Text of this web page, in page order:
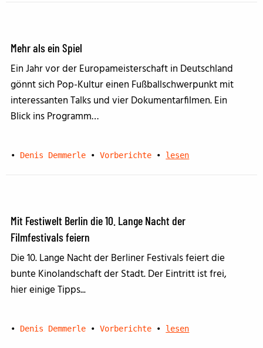
Mehr als ein Spiel
Ein Jahr vor der Europameisterschaft in Deutschland
gönnt sich Pop-Kultur einen Fußballschwerpunkt mit
interessanten Talks und vier Dokumentarfilmen. Ein
Blick ins Programm…
• Denis Demmerle • Vorberichte • lesen
Mit Festiwelt Berlin die 10. Lange Nacht der
Filmfestivals feiern
Die 10. Lange Nacht der Berliner Festivals feiert die
bunte Kinolandschaft der Stadt. Der Eintritt ist frei,
hier einige Tipps...
• Denis Demmerle • Vorberichte • lesen